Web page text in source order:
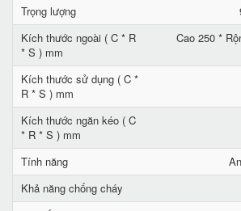
Trọng lượng
Kích thước ngoài ( C * R
* S ) mm
Cao 250 *
Kích thước sử dụng ( C *
R * S ) mm
Kích thước ngăn kéo ( C
* R * S ) mm
Tính năng
Khả năng chống cháy